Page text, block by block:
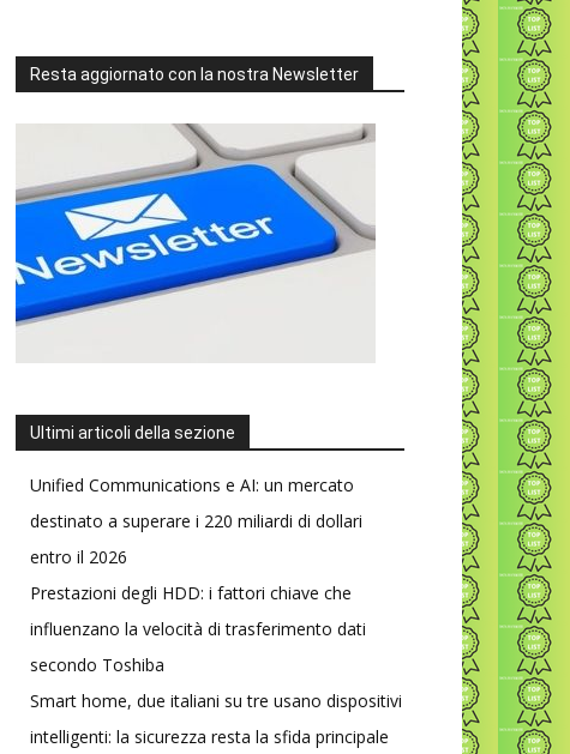
Resta aggiornato con la nostra Newsletter
Ultimi articoli della sezione
Unified Communications e AI: un mercato
destinato a superare i 220 miliardi di dollari
entro il 2026
Prestazioni degli HDD: i fattori chiave che
influenzano la velocità di trasferimento dati
secondo Toshiba
Smart home, due italiani su tre usano dispositivi
intelligenti: la sicurezza resta la sfida principale